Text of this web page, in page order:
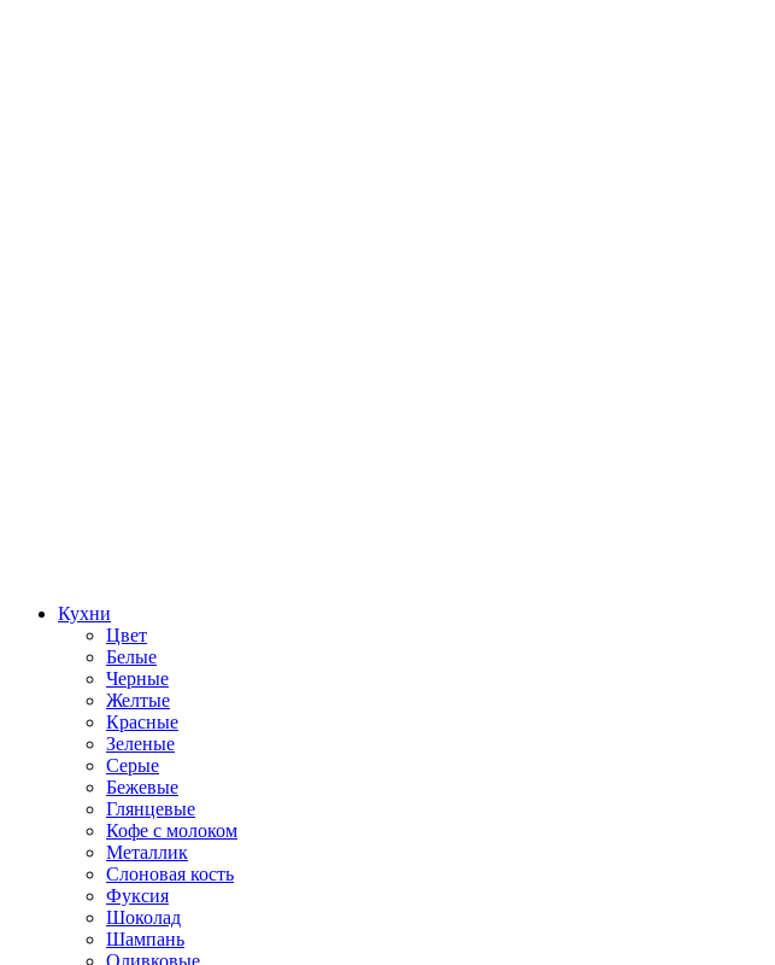
Кухни
Цвет
Белые
Черные
Желтые
Красные
Зеленые
Серые
Бежевые
Глянцевые
Кофе с молоком
Металлик
Слоновая кость
Фуксия
Шоколад
Шампань
Оливковые